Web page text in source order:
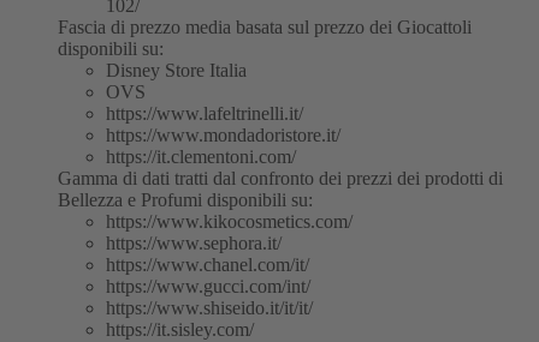
102/
Fascia di prezzo media basata sul prezzo dei Giocattoli
disponibili su:
Disney Store Italia
OVS
https://www.lafeltrinelli.it/
https://www.mondadoristore.it/
https://it.clementoni.com/
Gamma di dati tratti dal confronto dei prezzi dei prodotti di
Bellezza e Profumi disponibili su:
https://www.kikocosmetics.com/
https://www.sephora.it/
https://www.chanel.com/it/
https://www.gucci.com/int/
https://www.shiseido.it/it/it/
https://it.sisley.com/